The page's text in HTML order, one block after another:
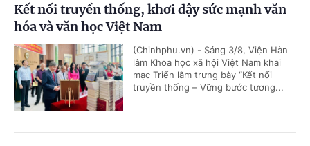
Kết nối truyền thống, khơi dậy sức mạnh văn
hóa và văn học Việt Nam
(Chinhphu.vn) - Sáng 3/8, Viện Hàn
lâm Khoa học xã hội Việt Nam khai
mạc Triển lãm trưng bày “Kết nối
truyền thống – Vững bước tương...